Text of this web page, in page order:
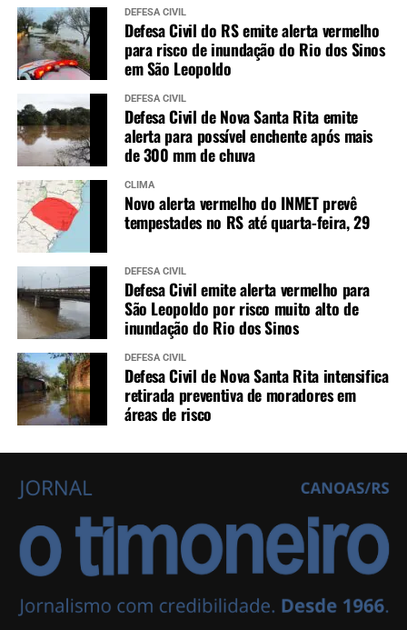
DEFESA CIVIL
Defesa Civil do RS emite alerta vermelho
para risco de inundação do Rio dos Sinos
em São Leopoldo
DEFESA CIVIL
Defesa Civil de Nova Santa Rita emite
alerta para possível enchente após mais
de 300 mm de chuva
CLIMA
Novo alerta vermelho do INMET prevê
tempestades no RS até quarta-feira, 29
DEFESA CIVIL
Defesa Civil emite alerta vermelho para
São Leopoldo por risco muito alto de
inundação do Rio dos Sinos
DEFESA CIVIL
Defesa Civil de Nova Santa Rita intensifica
retirada preventiva de moradores em
áreas de risco